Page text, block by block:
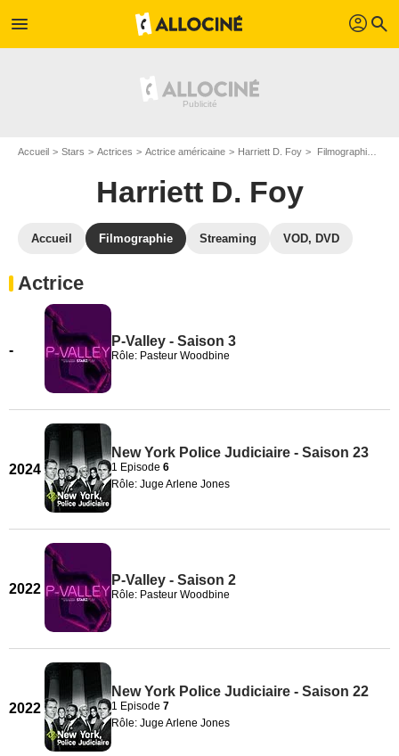
menu profil search
Accueil Stars Actrices Actrice américaine Harriett D. Foy Filmographie Harriett D. Foy
Harriett D. Foy
Accueil Filmographie Streaming VOD, DVD
Actrice
-
P-Valley - Saison 3
Rôle: Pasteur Woodbine
2024
New York Police Judiciaire - Saison 23
1 Episode 6
Rôle: Juge Arlene Jones
2022
P-Valley - Saison 2
Rôle: Pasteur Woodbine
2022
New York Police Judiciaire - Saison 22
1 Episode 7
Rôle: Juge Arlene Jones